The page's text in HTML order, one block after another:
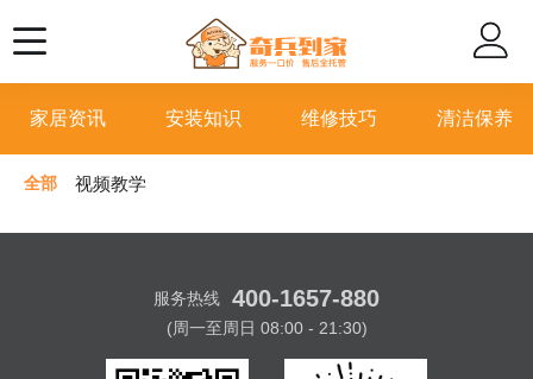
家居资讯 安装知识 维修技巧 清洁保养
全部 视频教学
服务热线 400-1657-880
(周一至周日 08:00 - 21:30)